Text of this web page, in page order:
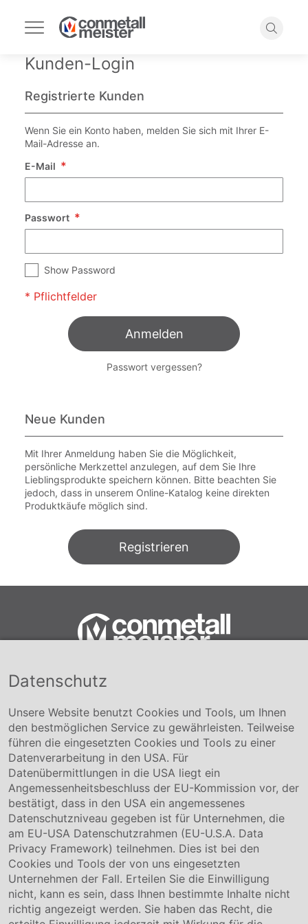
Navigation
umschalten
Suche
Kunden-Login
Registrierte Kunden
Wenn Sie ein Konto haben, melden Sie sich mit Ihrer E-
Mail-Adresse an.
E-Mail
Passwort
Show Password
Anmelden
Passwort vergessen?
Neue Kunden
Mit Ihrer Anmeldung haben Sie die Möglichkeit,
persönliche Merkzettel anzulegen, auf dem Sie Ihre
Lieblingsprodukte speichern können. Bitte beachten Sie
jedoch, dass in unserem Online-Katalog keine direkten
Produktkäufe möglich sind.
Registrieren
Conmetall Meister GmbH
+49 5141-180
info@conmetallmeister.de
www.conmetallmeister.de
Unternehmen
Über uns
Compliance
Hinweisgebersystem
Karriere
Service & Kontakt
Kontakt
Downloads
Garantiebedingungen
Datenschutz
Unsere Website benutzt Cookies und Tools, um Ihnen
den bestmöglichen Service zu gewährleisten. Teilweise
führen die eingesetzten Cookies und Tools zu einer
Datenverarbeitung in den USA. Für
Datenübermittlungen in die USA liegt ein
Angemessenheitsbeschluss der EU-Kommission vor, der
bestätigt, dass in den USA ein angemessenes
Datenschutzniveau gegeben ist für Unternehmen, die
am EU-USA Datenschutzrahmen (EU-U.S.A. Data
Privacy Framework) teilnehmen. Dies ist bei den
Cookies und Tools der von uns eingesetzten
Unternehmen der Fall. Erteilen Sie die Einwilligung
nicht, kann es sein, dass Ihnen bestimmte Inhalte nicht
richtig angezeigt werden. Sie haben das Recht, die